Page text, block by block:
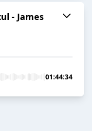
- James
01:44:34